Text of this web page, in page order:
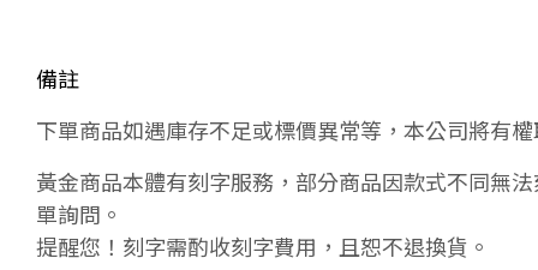
備註
下單商品如遇庫存不足或標價異常等，本公司將有
黃金商品本體有刻字服務，部分商品因款式不同無
單詢問。
提醒您！刻字需酌收刻字費用，且恕不退換貨。